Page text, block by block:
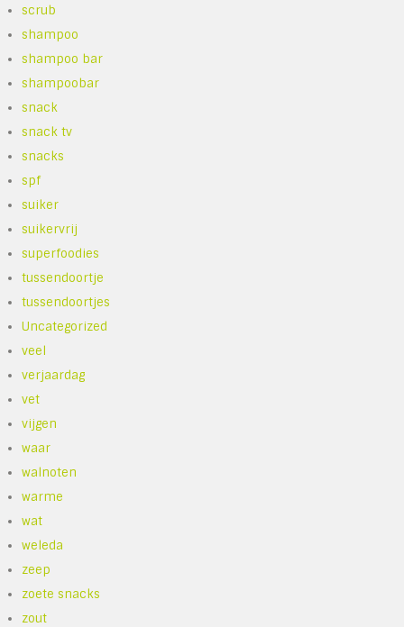
scrub
shampoo
shampoo bar
shampoobar
snack
snack tv
snacks
spf
suiker
suikervrij
superfoodies
tussendoortje
tussendoortjes
Uncategorized
veel
verjaardag
vet
vijgen
waar
walnoten
warme
wat
weleda
zeep
zoete snacks
zout